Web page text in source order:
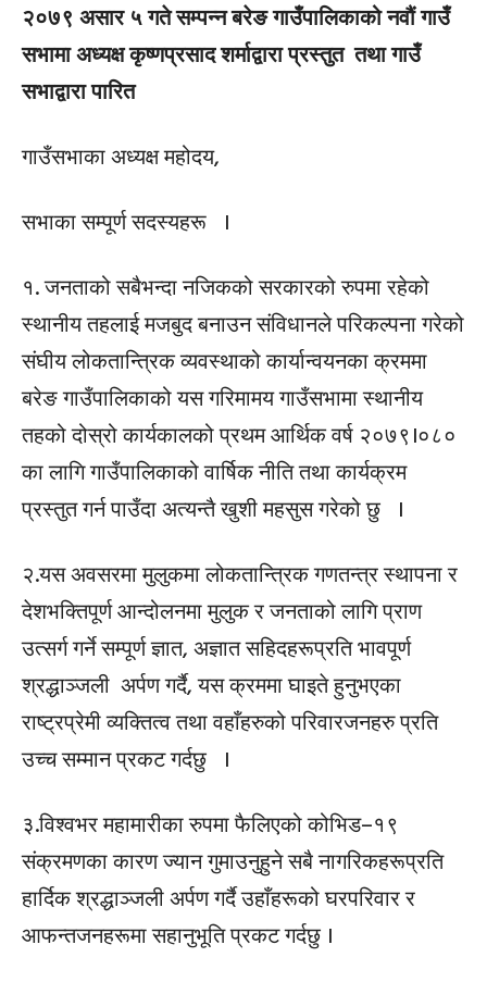
२०७९ असार ५ गते सम्पन्न बरेङ गाउँपालिकाको नवौं गाउँ
सभामा अध्यक्ष कृष्णप्रसाद शर्माद्वारा प्रस्तुत तथा गाउँ
सभाद्वारा पारित
गाउँसभाका अध्यक्ष महोदय,
सभाका सम्पूर्ण सदस्यहरू ।
१. जनताको सबैभन्दा नजिकको सरकारको रुपमा रहेको
स्थानीय तहलाई मजबुद बनाउन संविधानले परिकल्पना गरेको
संघीय लोकतान्त्रिक व्यवस्थाको कार्यान्वयनका क्रममा
बरेङ गाउँपालिकाको यस गरिमामय गाउँसभामा स्थानीय
तहको दोस्रो कार्यकालको प्रथम आर्थिक वर्ष २०७९।०८०
का लागि गाउँपालिकाको वार्षिक नीति तथा कार्यक्रम
प्रस्तुत गर्न पाउँदा अत्यन्तै खुशी महसुस गरेको छु ।
२.यस अवसरमा मुलुकमा लोकतान्त्रिक गणतन्त्र स्थापना र
देशभक्तिपूर्ण आन्दोलनमा मुलुक र जनताको लागि प्राण
उत्सर्ग गर्ने सम्पूर्ण ज्ञात, अज्ञात सहिदहरूप्रति भावपूर्ण
श्रद्धाञ्जली अर्पण गर्दै, यस क्रममा घाइते हुनुभएका
राष्ट्रप्रेमी व्यक्तित्व तथा वहाँहरुको परिवारजनहरु प्रति
उच्च सम्मान प्रकट गर्दछु ।
३.विश्वभर महामारीका रुपमा फैलिएको कोभिड–१९
संक्रमणका कारण ज्यान गुमाउनुहुने सबै नागरिकहरूप्रति
हार्दिक श्रद्धाञ्जली अर्पण गर्दै उहाँहरूको घरपरिवार र
आफन्तजनहरूमा सहानुभूति प्रकट गर्दछु ।